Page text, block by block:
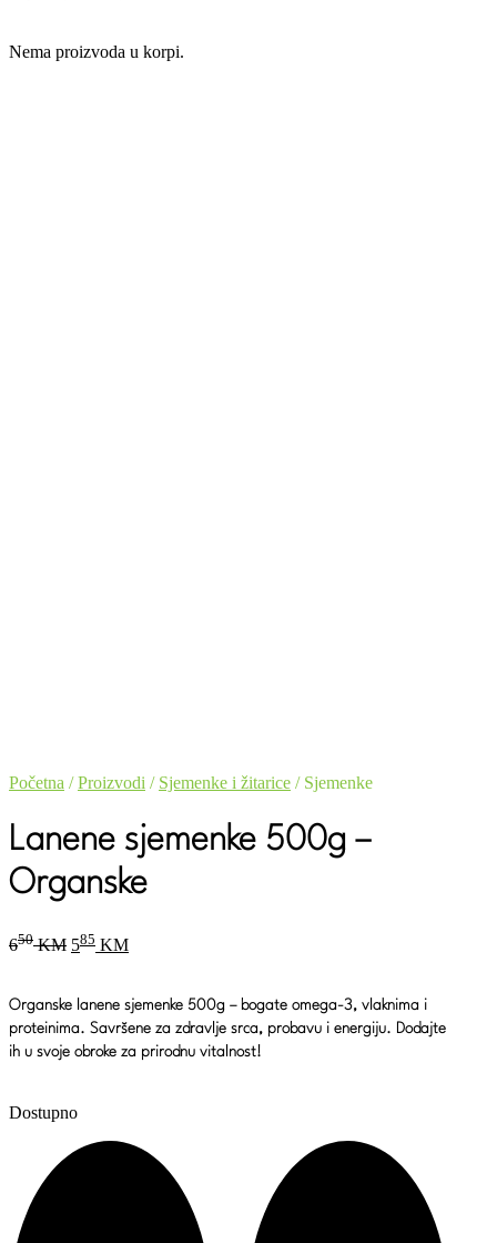
Nema proizvoda u korpi.
Početna /Proizvodi / Sjemenke i žitarice / Sjemenke
Lanene sjemenke 500g –
Organske
650 KM Original
price
650 KM.
585 KMCurrent
price
585 KM.
Organske lanene sjemenke 500g – bogate omega-3, vlaknima i
proteinima. Savršene za zdravlje srca, probavu i energiju. Dodajte
ih u svoje obroke za prirodnu vitalnost!
Dostupno